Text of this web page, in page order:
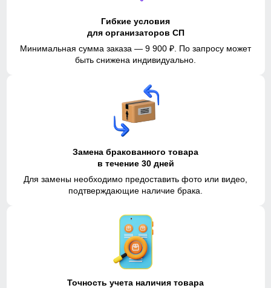
Гибкие условия
для организаторов СП
Минимальная сумма заказа — 9 900 ₽. По запросу может
быть снижена индивидуально.
Замена бракованного товара
в течение 30 дней
Для замены необходимо предоставить фото или видео,
подтверждающие наличие брака.
Точность учета наличия товара